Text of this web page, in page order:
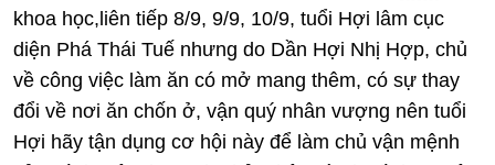
khoa học,liên tiếp 8/9, 9/9, 10/9, tuổi Hợi lâm cục
diện Phá Thái Tuế nhưng do Dần Hợi Nhị Hợp, chủ
về công việc làm ăn có mở mang thêm, có sự thay
đổi về nơi ăn chốn ở, vận quý nhân vượng nên tuổi
Hợi hãy tận dụng cơ hội này để làm chủ vận mệnh